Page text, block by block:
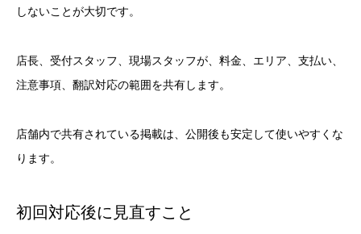
しないことが大切です。
店長、受付スタッフ、現場スタッフが、料金、エリア、支払い、
注意事項、翻訳対応の範囲を共有します。
店舗内で共有されている掲載は、公開後も安定して使いやすくな
ります。
初回対応後に見直すこと